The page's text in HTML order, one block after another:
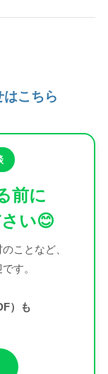
こちら
前に
い😊
ことなど、
す。
）も